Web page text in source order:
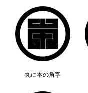
丸に本の角字